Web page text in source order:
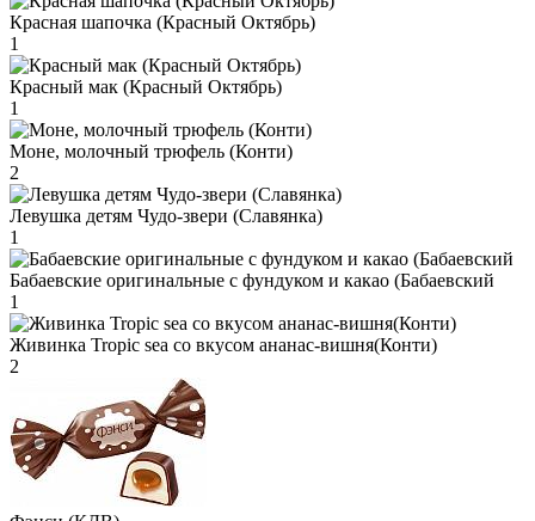
Красная шапочка (Красный Октябрь)
1
Красный мак (Красный Октябрь)
1
Моне, молочный трюфель (Конти)
2
Левушка детям Чудо-звери (Славянка)
1
Бабаевские оригинальные с фундуком и какао (Бабаевский
1
Живинка Tropic sea со вкусом ананас-вишня(Конти)
2